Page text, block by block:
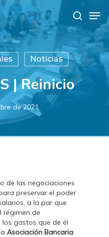
search
Noticias
| Reinicio
de 2021
de las negociaciones
preservar el poder
a la par que
régimen de
gastos que de él
Asociación Bancaria